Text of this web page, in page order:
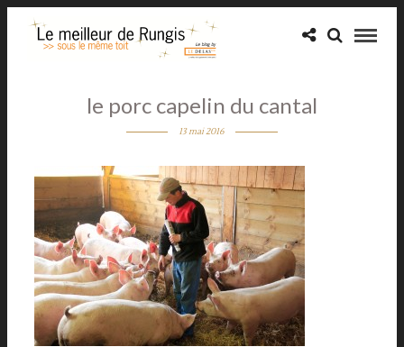
le porc capelin du cantal
13 mai 2016